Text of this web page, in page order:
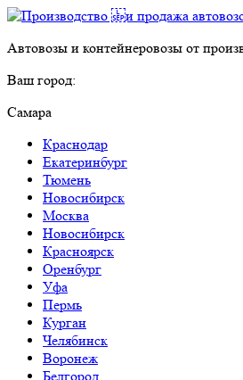
Автовозы и контейнеровозы от
Ваш город:
Самара
Краснодар
Екатеринбург
Тюмень
Новосибирск
Москва
Новосибирск
Красноярск
Оренбург
Уфа
Пермь
Курган
Челябинск
Воронеж
Белгород